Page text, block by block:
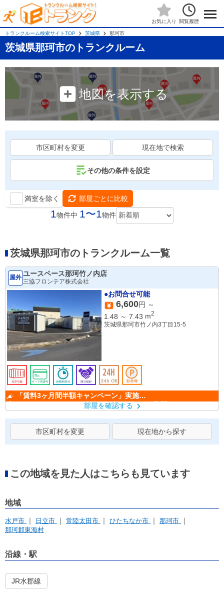
お気に入り 閲覧履歴
トランクルーム検索サイトTOP 茨城県 那珂市
茨城県那珂市のトランクルーム
地図を表示する
市区町村を変更 現在地で検索
その他の条件を設定
満室を除く 部屋ごとに比較
1物件中 1〜1物件
茨城県那珂市のトランクルーム一覧
屋外 ユースペース那珂竹ノ内店
三協フロンテア株式会社
●お問合せ可能
6,600円 ～
1.48 ～ 7.43 m2
茨城県那珂市竹ノ内3丁目15-5
中！ （キャンペーン期間：6/1～9/30）
部屋を確認する
市区町村を変更 現在地から探す
この地域を見た人はこちらも見ています
地域
水戸市 日立市 常陸太田市 ひたちなか市
那珂市
那珂郡東海村
沿線・駅
JR水郡線